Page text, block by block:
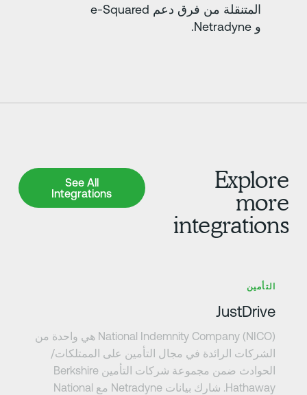
المتنقلة من فرق دعم e-Squared
See All
Integrations
See All Integrations
التأمين
JustDrive
National Indemnity Company (NICO) هي واحدة من
الشركات الرائدة في مجال التأمين على الممتلكات/
الحوادث ضمن مجموعة شركات التأمين Berkshire
Hathaway. شارك بيانات Netradyne مع National